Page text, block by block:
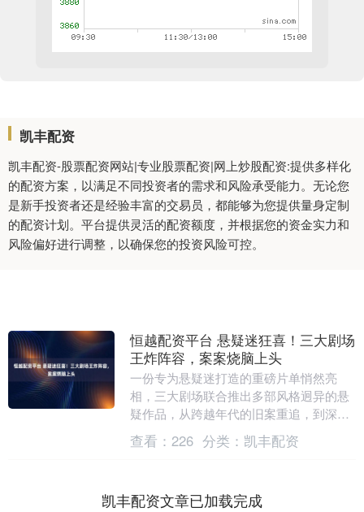
凯丰配资
凯丰配资-股票配资网站|专业股票配资|网上炒股配资:提供多样化
的配资方案，以满足不同投资者的需求和风险承受能力。无论您
是新手投资者还是经验丰富的交易员，都能够为您提供量身定制
的配资计划。平台提供灵活的配资额度，并根据您的资金实力和
风险偏好进行调整，以确保您的投资风险可控。
恒越配资平台 悬疑迷狂喜！三大剧场
王炸阵容，案案烧脑上头
一份专为悬疑迷打造的重磅片单悄然亮
相，三大剧场联合推出多部风格迥异的悬
疑作品，从跨越年代的旧案重追，到深掘
人性善恶的心理博弈，再到极寒之地的命
案调查与虚拟空间里....
查看： 226 分类： 凯丰配资
凯丰配资文章已加载完成